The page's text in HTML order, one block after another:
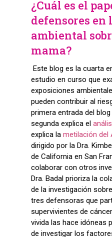
¿Cuál es el
defensores
ambiental
mama?
Este blog es la cuarta
estudio en curso que
exposiciones
pueden contribuir al
primera entrada del
segunda explica el
explica la metilación del
dirigido por la Dra.
de California en San
colaborar con otros
Dra. Badal prioriza la
de la investigación
tres defensoras que
supervivientes de
vivida las hace idóneas
de investigar los